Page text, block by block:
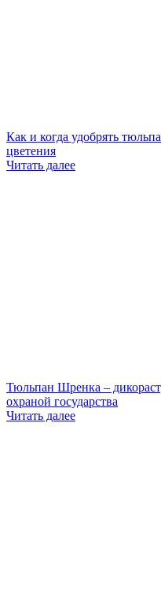
Как и когда удобрять
цветения
Читать далее
Тюльпан Шренка –
охраной государства
Читать далее